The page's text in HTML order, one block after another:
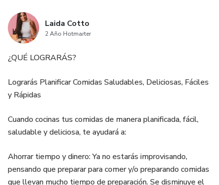
Laida Cotto
2 Año Hotmarter
¿QUÉ LOGRARÁS?
Lograrás Planificar Comidas Saludables, Deliciosas, Fáciles
y Rápidas
Cuando cocinas tus comidas de manera planificada, fácil,
saludable y deliciosa, te ayudará a:
Ahorrar tiempo y dinero: Ya no estarás improvisando,
pensando que preparar para comer y/o preparando comidas
que llevan mucho tiempo de preparación. Se disminuye el